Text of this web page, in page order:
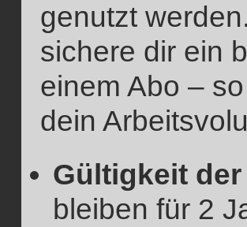
genutzt
sichere dir ein
einem Abo –
dein
Gültigkeit
bleiben für 2